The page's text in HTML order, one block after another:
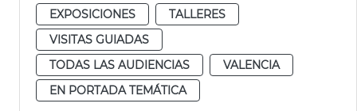
EXPOSICIONES
TALLERES
VISITAS GUIADAS
TODAS LAS AUDIENCIAS
VALENCIA
EN PORTADA TEMÁTICA